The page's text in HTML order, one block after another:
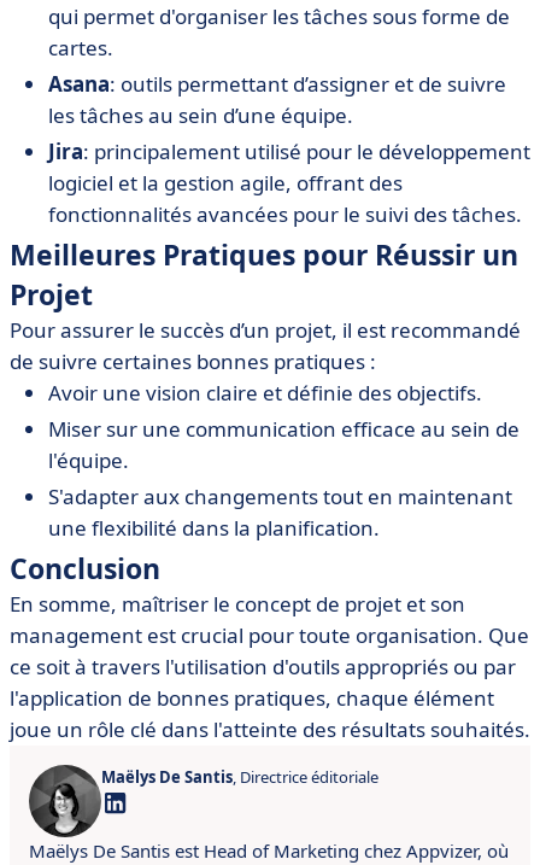
qui permet d'organiser les tâches sous forme de
cartes.
Asana: outils permettant d’assigner et de suivre
les tâches au sein d’une équipe.
Jira: principalement utilisé pour le développement
logiciel et la gestion agile, offrant des
fonctionnalités avancées pour le suivi des tâches.
Meilleures Pratiques pour Réussir un
Projet
Pour assurer le succès d’un projet, il est recommandé
de suivre certaines bonnes pratiques :
Avoir une vision claire et définie des objectifs.
Miser sur une communication efficace au sein de
l'équipe.
S'adapter aux changements tout en maintenant
une flexibilité dans la planification.
Conclusion
En somme, maîtriser le concept de projet et son
management est crucial pour toute organisation. Que
ce soit à travers l'utilisation d'outils appropriés ou par
l'application de bonnes pratiques, chaque élément
joue un rôle clé dans l'atteinte des résultats souhaités.
Maëlys De Santis, Directrice éditoriale
Maëlys De Santis est Head of Marketing chez Appvizer, où